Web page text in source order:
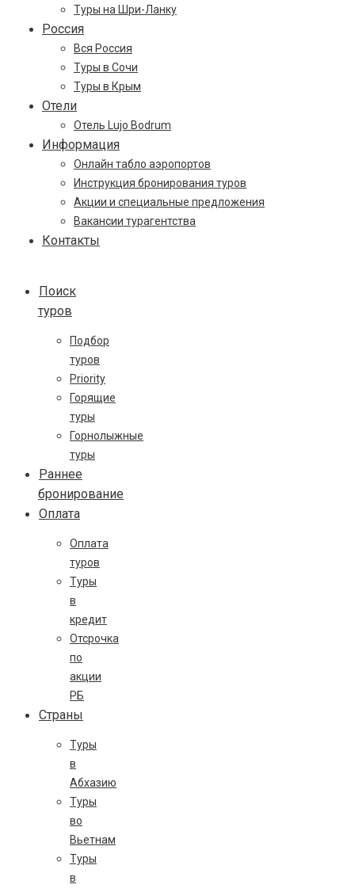
Туры на Шри-Ланку
Россия
Вся Россия
Туры в Сочи
Туры в Крым
Отели
Отель Lujo Bodrum
Информация
Онлайн табло аэропортов
Инструкция бронирования туров
Акции и специальные предложения
Вакансии турагентства
Контакты
Поиск
туров
Подбор
туров
Priority
Горящие
туры
Горнолыжные
туры
Раннее
бронирование
Оплата
Оплата
туров
Туры
в
кредит
Отсрочка
по
акции
РБ
Страны
Туры
в
Абхазию
Туры
во
Вьетнам
Туры
в